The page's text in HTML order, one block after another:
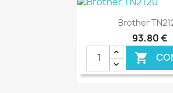
Ver+
Brother
93,80 €
